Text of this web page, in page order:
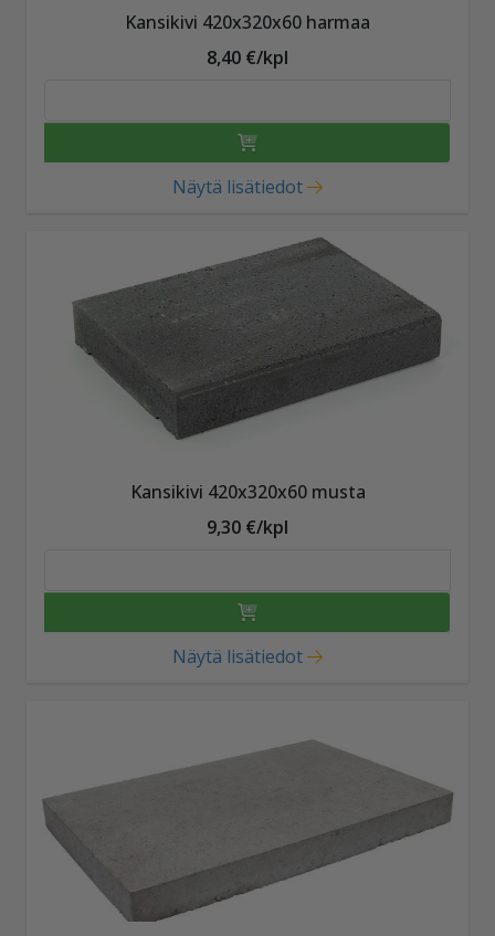
Kansikivi 420x320x60 harmaa
8,40 €/kpl
Näytä lisätiedot
Kansikivi 420x320x60 musta
9,30 €/kpl
Näytä lisätiedot